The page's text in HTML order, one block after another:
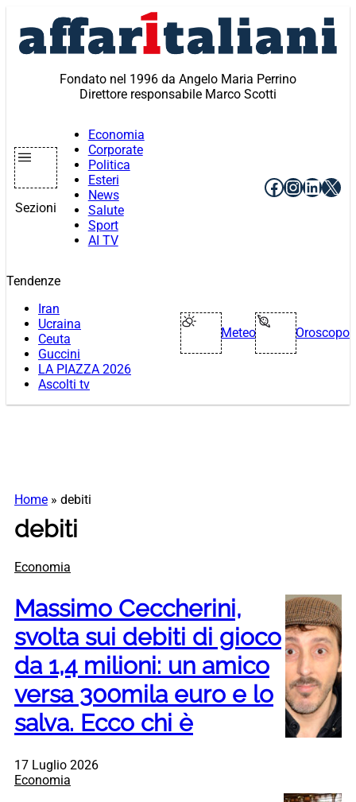
contenuto
Fondato nel 1996 da Angelo Maria Perrino
Direttore responsabile Marco Scotti
Sezioni
Economia
Corporate
Politica
Esteri
News
Salute
Sport
AI TV
Facebook
X
Tendenze
Iran
Ucraina
Ceuta
Guccini
LA PIAZZA 2026
Ascolti tv
Meteo Oroscopo
Home » debiti
debiti
Economia
Massimo Ceccherini,
svolta sui debiti di gioco
da 1,4 milioni: un amico
versa 300mila euro e lo
salva. Ecco chi è
17 Luglio 2026
Economia